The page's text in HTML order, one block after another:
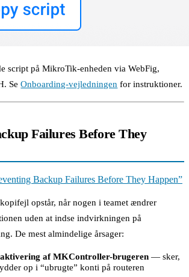
script på MikroTik-enheden via WebFig,
SeOnboarding-vejledningen for instruktioner.
Failures Before They
Backup Failures Before They Happen”
opstår, når nogen i teamet ændrer
uden at indse indvirkningen på
De mest almindelige årsager:
af MKController-brugeren — sker,
op i “ubrugte” konti på routeren